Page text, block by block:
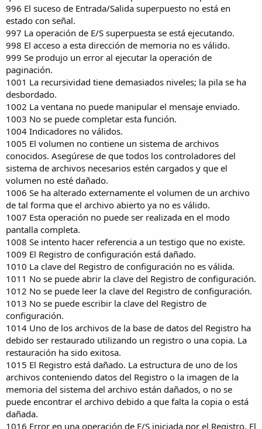
996 El suceso de Entrada/Salida superpuesto no está en
estado con señal.
997 La operación de E/S superpuesta se está ejecutando.
998 El acceso a esta dirección de memoria no es válido.
999 Se produjo un error al ejecutar la operación de
paginación.
1001 La recursividad tiene demasiados niveles; la pila se ha
desbordado.
1002 La ventana no puede manipular el mensaje enviado.
1003 No se puede completar esta función.
1004 Indicadores no válidos.
1005 El volumen no contiene un sistema de archivos
conocidos. Asegúrese de que todos los controladores del
sistema de archivos necesarios estén cargados y que el
volumen no esté dañado.
1006 Se ha alterado externamente el volumen de un archivo
de tal forma que el archivo abierto ya no es válido.
1007 Esta operación no puede ser realizada en el modo
pantalla completa.
1008 Se intento hacer referencia a un testigo que no existe.
1009 El Registro de configuración está dañado.
1010 La clave del Registro de configuración no es válida.
1011 No se puede abrir la clave del Registro de configuración.
1012 No se puede leer la clave del Registro de configuración.
1013 No se puede escribir la clave del Registro de
configuración.
1014 Uno de los archivos de la base de datos del Registro ha
debido ser restaurado utilizando un registro o una copia. La
restauración ha sido exitosa.
1015 El Registro está dañado. La estructura de uno de los
archivos conteniendo datos del Registro o la imagen de la
memoria del sistema del archivo están dañados, o no se
puede encontrar el archivo debido a que falta la copia o está
dañada.
1016 Error en una operación de E/S iniciada por el Registro. El